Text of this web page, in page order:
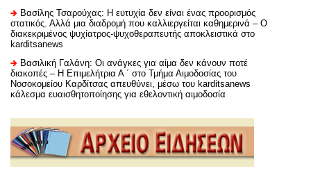
Βασίλης Τσαρούχας: Η ευτυχία δεν είναι ένας προορισμός
στατικός. Αλλά μια διαδρομή που καλλιεργείται καθημερινά – Ο
διακεκριμένος ψυχίατρος-ψυχοθεραπευτής αποκλειστικά στο
karditsanews
Βασιλική Γαλάνη: Οι ανάγκες για αίμα δεν κάνουν ποτέ
διακοπές – Η Επιμελήτρια Α ΄ στο Τμήμα Αιμοδοσίας του
Νοσοκομείου Καρδίτσας απευθύνει, μέσω του karditsanews
κάλεσμα ευαισθητοποίησης για εθελοντική αιμοδοσία